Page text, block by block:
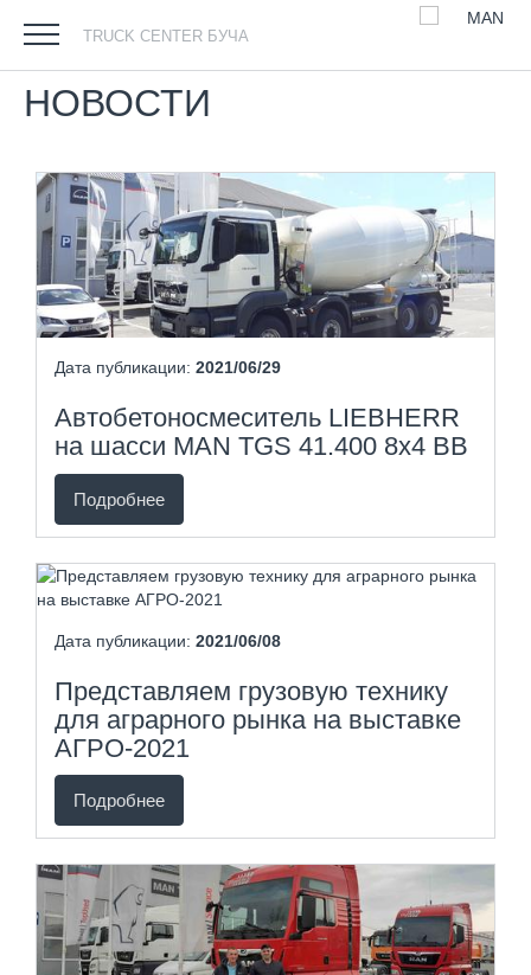
TRUCK CENTER БУЧА
НОВОСТИ
Дата публикации: 2021/06/29
Автобетоносмеситель LIEBHERR
на шасси MAN TGS 41.400 8x4 BB
Подробнее
Дата публикации: 2021/06/08
Представляем грузовую технику
для аграрного рынка на выставке
АГРО-2021
Подробнее